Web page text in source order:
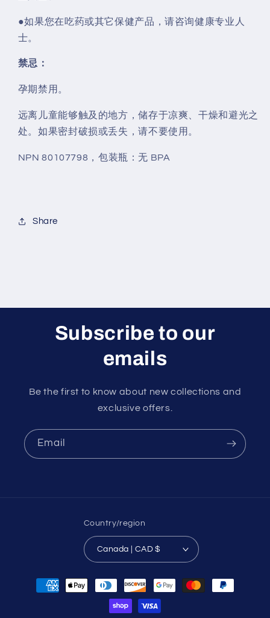
●如果您在吃药或其它保健产品，请咨询健康专业人
士。
禁忌：
孕期禁用。
远离儿童能够触及的地方，储存于凉爽、干燥和避光之
处。如果密封破损或丢失，请不要使用。
NPN 80107798，包装瓶：无 BPA
Share
Subscribe to our
emails
Be the first to know about new collections and
exclusive offers.
Email
Country/region
Canada | CAD $
Payment
methods